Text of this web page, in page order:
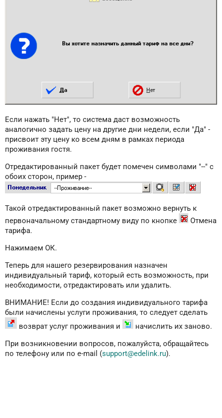
Если нажать "Нет", то система даст возможность
аналогично задать цену на другие дни недели, если "Да" -
присвоит эту цену ко всем дням в рамках периода
проживания гостя.
Отредактированный пакет будет помечен символами "--" с
обоих сторон, пример -
Такой отредактированный пакет возможно вернуть к
первоначальному стандартному виду по кнопке
Отмена
тарифа.
Нажимаем ОК.
Теперь для нашего резервирования назначен
индивидуальный тариф, который есть возможность, при
необходимости, отредактировать или удалить.
ВНИМАНИЕ! Если до создания индивидуального тарифа
были начислены услуги проживания, то следует сделать
возврат услуг проживания и
начислить их заново.
При возникновении вопросов, пожалуйста, обращайтесь
по телефону или по e-mail (support@edelink.ru).